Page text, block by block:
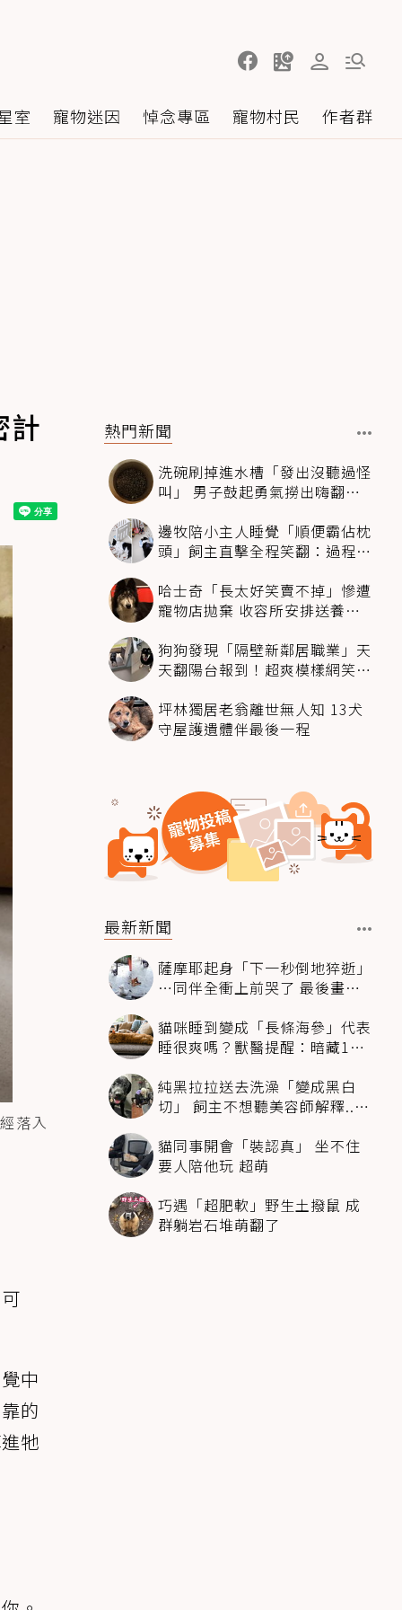
室 寵物迷因 悼念專區 寵物村民 作者群
計
落入
中
的
牠
熱門新聞
洗碗刷掉進水槽「發出沒聽過怪
叫」 男子鼓起勇氣撈出嗨翻：
邊牧陪小主人睡覺「順便霸佔枕
頭」飼主直擊全程笑翻：過程絲
哈士奇「長太好笑賣不掉」慘遭
寵物店拋棄 收容所安排送養活
狗狗發現「隔壁新鄰居職業」天
天翻陽台報到！超爽模樣網笑
坪林獨居老翁離世無人知 13犬
守屋護遺體伴最後一程
最新新聞
薩摩耶起身「下一秒倒地猝逝」
…同伴全衝上前哭了 最後畫面
貓咪睡到變成「長條海參」代表
睡很爽嗎？獸醫提醒：暗藏1種
純黑拉拉送去洗澡「變成黑白
切」 飼主不想聽美容師解釋..衝
貓同事開會「裝認真」 坐不住
要人陪他玩 超萌
巧遇「超肥軟」野生土撥鼠 成
群躺岩石堆萌翻了